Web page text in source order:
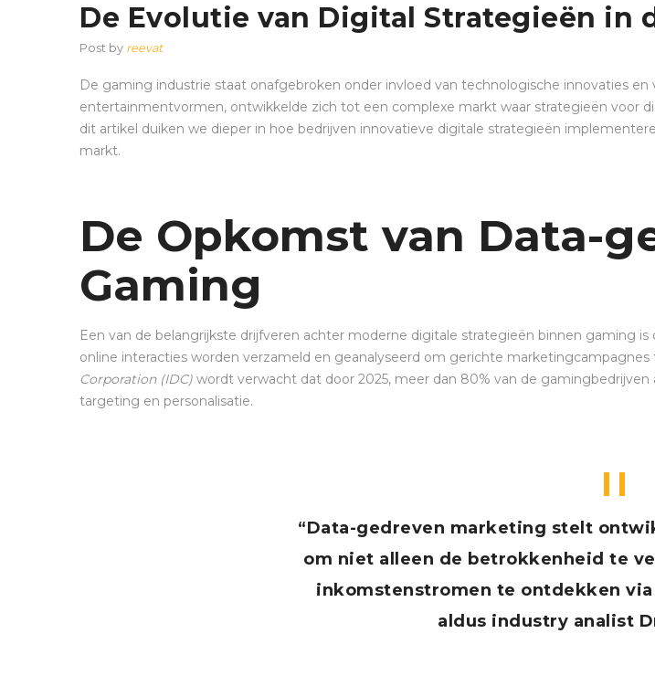
De Evolutie van Digital Strategieën in
Post by reevat
De gaming industrie staat onafgebroken onder invloed van technologische innovaties
entertainmentvormen, ontwikkelde zich tot een complexe markt waar strategieën voor
dit artikel duiken we dieper in hoe bedrijven innovatieve digitale strategieën
markt.
De Opkomst van Data-
Gaming
Een van de belangrijkste drijfveren achter moderne digitale strategieën binnen gaming
online interacties worden verzameld en geanalyseerd om gerichte
Corporation (IDC) wordt verwacht dat door 2025, meer dan 80% van de
targeting en personalisatie.
“Data-gedreven marketing stelt
om niet alleen de betrokkenheid te
inkomstenstromen te ontdekken
aldus industry analist